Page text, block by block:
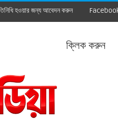
হওয়ার জন্য আবেদন করুন
ক্লিক করুন